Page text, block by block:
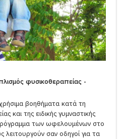
φυσικοθεραπείας -
βοηθήματα κατά τη
και της ειδικής γυμναστικής
των ωφελουμένων στο
λειτουργούν σαν οδηγοί για τα